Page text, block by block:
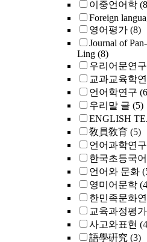
이중언어학
Foreign
영어평가 (8)
Journal of
Ling (8)
우리어문연구
교과교육학
언어학연구
우리말 글 (5)
ENGLISH
敎員敎育 (5)
언어과학연구
한국초등국
언어와 문화
영미어문학
한민족문화
교육과정평
사고와표현
語學硏究 (3)